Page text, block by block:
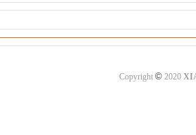
Copyright ©2020